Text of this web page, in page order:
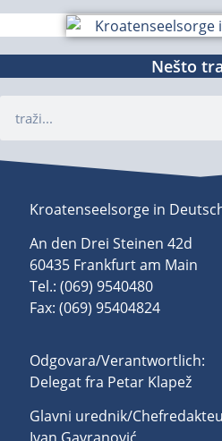
Nešto
Kroatenseelsorge in
An den Drei Steinen 42d
60435 Frankfurt am Main
Tel.: (069) 9540480
Fax: (069) 95404824
Odgovara/Verantwortlich:
Delegat fra Petar Klapež
Glavni urednik/